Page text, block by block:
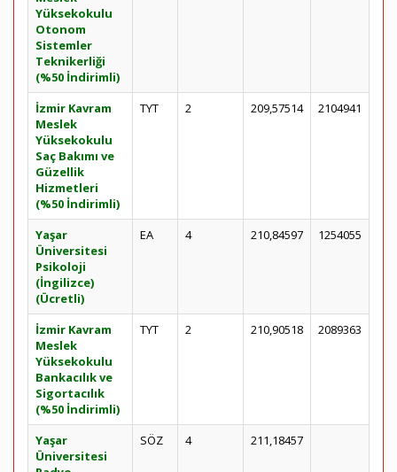
Yüksekokulu
Otonom
Sistemler
Teknikerliği
(%50 İndirimli)
İzmir Kavram
Meslek
Yüksekokulu
Saç Bakımı ve
Güzellik
Hizmetleri
(%50 İndirimli)
TYT 2 209,57514 2104941
Yaşar
Üniversitesi
Psikoloji
(İngilizce)
(Ücretli)
EA 4 210,84597 1254055
İzmir Kavram
Meslek
Yüksekokulu
Bankacılık ve
Sigortacılık
(%50 İndirimli)
TYT 2 210,90518 2089363
Yaşar
Üniversitesi
SÖZ 4 211,18457